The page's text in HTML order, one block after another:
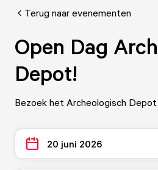
Terug naar evenementen
Open Dag
Depot!
Bezoek het Archeologisch
20 juni 2026